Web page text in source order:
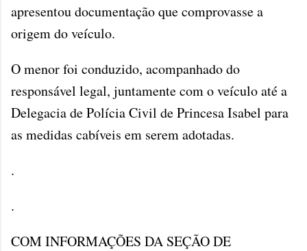
apresentou documentação que comprovasse a
origem do veículo.
O menor foi conduzido, acompanhado do
responsável legal, juntamente com o veículo até a
Delegacia de Polícia Civil de Princesa Isabel para
as medidas cabíveis em serem adotadas.
.
.
COM INFORMAÇÕES DA SEÇÃO DE